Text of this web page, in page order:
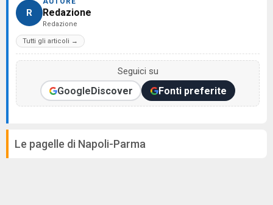
R Redazione
Redazione
Tutti gli articoli →
Seguici su
GoogleDiscover Fonti preferite
Le pagelle di Napoli-Parma